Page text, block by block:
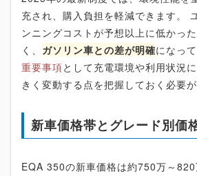
充され、購入負担を軽減できます。
ンニングコストが予想以上に低かっ
く、 ガソリン車との差が明確になっ
重要事項として充電環境や利用状況
きく変動する点を把握しておく必要が
新車価格帯とグレード別価
EQA 350の新車価格は約750万～820